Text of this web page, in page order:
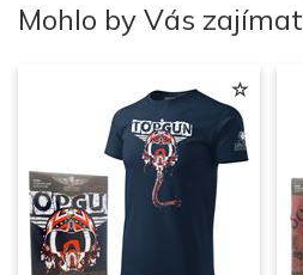
Mohlo by Vás zajímat